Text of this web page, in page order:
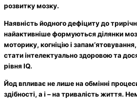
розвитку мозку.
Наявність йодного дефіциту до
найактивніше формуються ділянки
моторику, когніцію і
стати інтелектуально здоровою та
рівня IQ.
Йод впливає не лише на обмінні
здібності, а і – на тривалість життя.